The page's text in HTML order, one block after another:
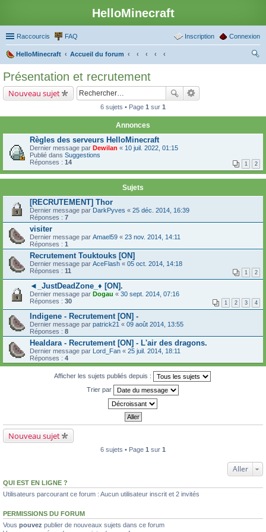
HelloMinecraft
Raccourcis FAQ Connexion
Inscription
HelloMinecraft
Accueil du forum
Présentation et recrutement
Nouveau sujet
6 sujets • Page 1 sur 1
Annonces
Règles des serveurs HelloMinecraft
Dernier message par Dewilan « 10 juil. 2022, 01:15
Publié dans Suggestions
Réponses : 14 1 2
Sujets
[RECRUTEMENT] Thor
Dernier message par DarkPyves « 25 déc. 2014, 16:39
Réponses : 7
visiter
Dernier message par Amael59 « 23 nov. 2014, 14:11
Réponses : 1
Recrutement Touktouks [ON]
Dernier message par AceFlash « 05 oct. 2014, 14:18
Réponses : 11 1 2
◄_JustDeadZone_♦ [ON].
Dernier message par Dogau « 30 sept. 2014, 07:16
Réponses : 30 1 2 3 4
Indigene - Recrutement [ON] -
Dernier message par patrick21 « 09 août 2014, 13:55
Réponses : 8
Healdara - Recrutement [ON] - L'air des dragons.
Dernier message par Lord_Fan « 25 juil. 2014, 18:11
Réponses : 4
Afficher les sujets publiés depuis :
Trier par
Nouveau sujet
6 sujets • Page 1 sur 1
Aller
QUI EST EN LIGNE ?
Utilisateurs parcourant ce forum : Aucun utilisateur inscrit et 2 invités
PERMISSIONS DU FORUM
Vous pouvez publier de nouveaux sujets dans ce forum